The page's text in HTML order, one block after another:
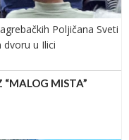
Poljičana Sveti
dvoru u Ilici
MISTA”